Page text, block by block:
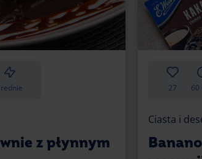
ku udanemu brownie jest staranne
jest dobrej jakości, możesz mieć pewność,
teksturę. Masło o wysokiej jakości
zwrócić uwagę na jego konsystencję –
co ułatwi jego mieszanie z resztą
elementem są jajka. Wybór dobrej
najlepiej dodawać do masy na brownie
z płynnym
27 60
Ciasta i